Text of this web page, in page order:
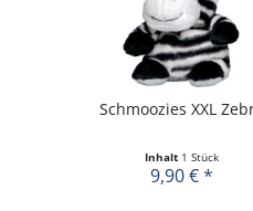
Schmoozies XXL
Inhalt 1 Stück
9,90 € *